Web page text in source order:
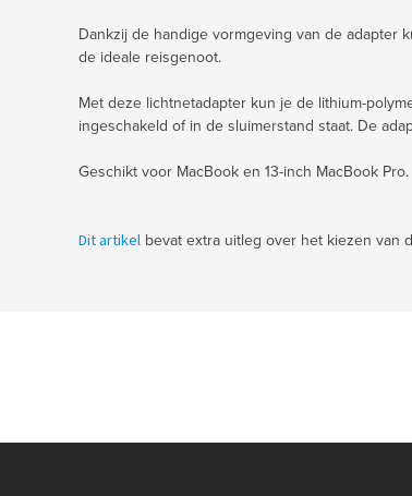
Dankzij de handige vormgeving van de adapter
de ideale reisgenoot.
Met deze lichtnetadapter kun je de lithium-
ingeschakeld of in de sluimerstand staat. De
Geschikt voor MacBook en 13-inch MacBook Pro.
Dit artikel bevat extra uitleg over het kiezen van